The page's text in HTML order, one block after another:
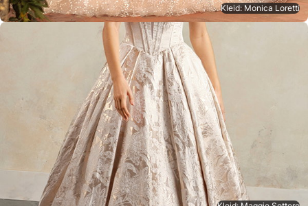
Kleid: Monica Loretti